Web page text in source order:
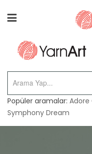
Popüler aramalar: Adore
Symphony Dream